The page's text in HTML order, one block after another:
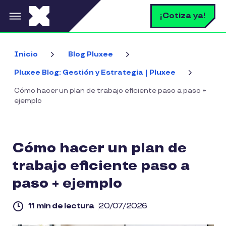
Pasar al contenido principal ¡Cotiza ya!
Inicio Blog Pluxee
Pluxee Blog: Gestión y Estrategia | Pluxee
Cómo hacer un plan de trabajo eficiente paso a paso +
ejemplo
Cómo hacer un plan de
trabajo eficiente paso a
paso + ejemplo
11 min de lectura 20/07/2026